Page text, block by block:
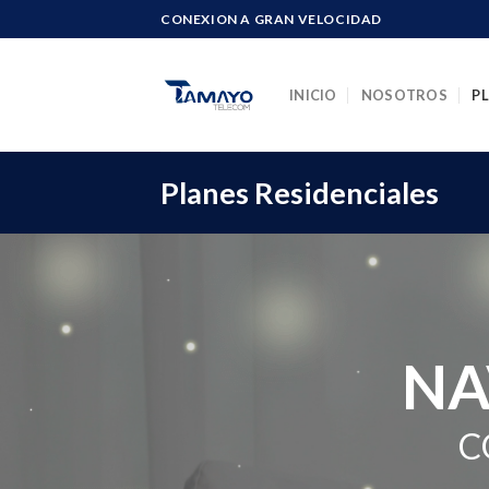
to
CONEXION A GRAN VELOCIDAD
INICIO NOSOTROS
Planes Residenciales